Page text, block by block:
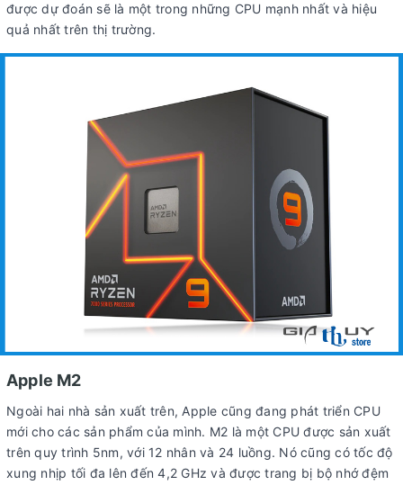
được dự đoán sẽ là một trong những CPU mạnh nhất và hiệu
quả nhất trên thị trường.
Apple M2
Ngoài hai nhà sản xuất trên, Apple cũng đang phát triển CPU
mới cho các sản phẩm của mình. M2 là một CPU được sản xuất
trên quy trình 5nm, với 12 nhân và 24 luồng. Nó cũng có tốc độ
xung nhịp tối đa lên đến 4,2 GHz và được trang bị bộ nhớ đệm